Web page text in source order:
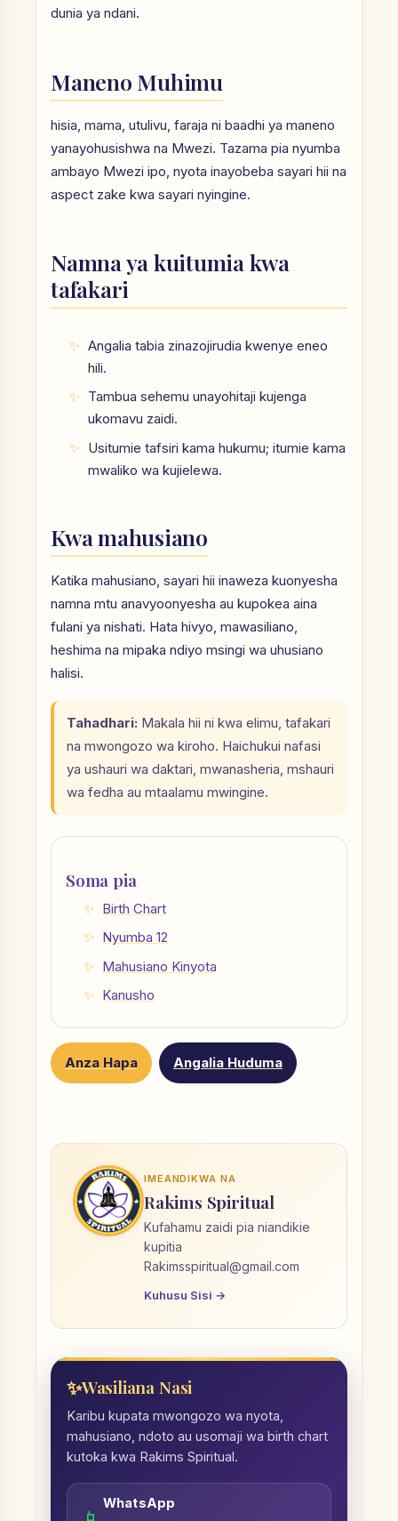
dunia ya ndani.
Maneno Muhimu
hisia, mama, utulivu, faraja ni baadhi ya maneno
yanayohusishwa na Mwezi. Tazama pia nyumba
ambayo Mwezi ipo, nyota inayobeba sayari hii na
aspect zake kwa sayari nyingine.
Namna ya kuitumia kwa
tafakari
Angalia tabia zinazojirudia kwenye eneo
hili.
Tambua sehemu unayohitaji kujenga
ukomavu zaidi.
Usitumie tafsiri kama hukumu; itumie kama
mwaliko wa kujielewa.
Kwa mahusiano
Katika mahusiano, sayari hii inaweza kuonyesha
namna mtu anavyoonyesha au kupokea aina
fulani ya nishati. Hata hivyo, mawasiliano,
heshima na mipaka ndiyo msingi wa uhusiano
halisi.
Tahadhari: Makala hii ni kwa elimu, tafakari
na mwongozo wa kiroho. Haichukui nafasi
ya ushauri wa daktari, mwanasheria, mshauri
wa fedha au mtaalamu mwingine.
Soma pia
Birth Chart
Nyumba 12
Mahusiano Kinyota
Kanusho
Anza Hapa Angalia Huduma
IMEANDIKWA NA
Rakims Spiritual
Kufahamu zaidi pia niandikie
kupitia
Rakimsspiritual@gmail.com
Kuhusu Sisi →
Wasiliana Nasi
Karibu kupata mwongozo wa nyota,
mahusiano, ndoto au usomaji wa birth chart
kutoka kwa Rakims Spiritual.
WhatsApp